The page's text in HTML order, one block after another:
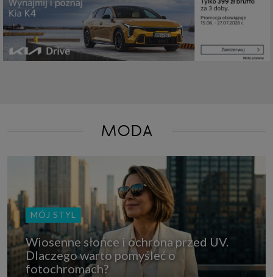
które przeglądarka wysyła do serwera przy każdorazowym wejściu na
stronę z tego urządzenia, podczas gdy odwiedzasz strony w Internecie.
Szczegółową informację na temat plików cookie i ich funkcjonowania
znajdziesz
pod tym linkiem
. Pod tym linkiem znajdziesz także informację
o tym jak zmienić ustawienia przeglądarki, aby ograniczyć lub wyłączyć
funkcjonowanie plików cookies itp. oraz jak usunąć takie pliki z Twojego
urządzenia.
chwili wycofać (cofnięcie zgody oczywiście nie uchyli zgodności z prawem
2. Masz również prawo żądania dostępu do Twoich danych osobowych, ich
sprostowania, usunięcia lub ograniczenia przetwarzania, prawo do
przeniesienia danych, wyrażenia sprzeciwu wobec przetwarzania danych
oraz prawo do wniesienia skargi do organu nadzorczego, którym w Polsce
jest Prezes Urzędu Ochrony Danych Osobowych.
Pod tym adresem
znajdziesz dodatkowe informacje dotyczące przetwarzania danych i
Twoich uprawnień.
MODA
MÓJ STYL
Wiosenne słońce i ochrona przed UV.
Dlaczego warto pomyśleć o
fotochromach?